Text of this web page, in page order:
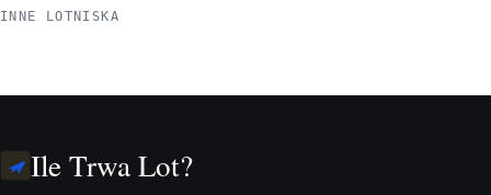
INNE LOTNISKA
Ile Trwa Lot?